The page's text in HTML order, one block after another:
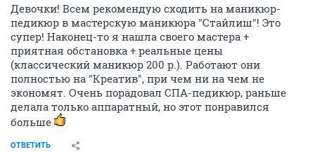
Девочки! Всем рекомендую сходить на маникюр-
педикюр в мастерскую маникюра "Стайлиш"! Это
супер! Наконец-то я нашла своего мастера +
приятная обстановка + реальные цены
(классический маникюр 200 р.). Работают они
полностью на "Креатив", при чем ни на чем не
экономят. Очень порадовал СПА-педикюр, раньше
делала только аппаратный, но этот понравился
больше
ОТВЕТИТЬ